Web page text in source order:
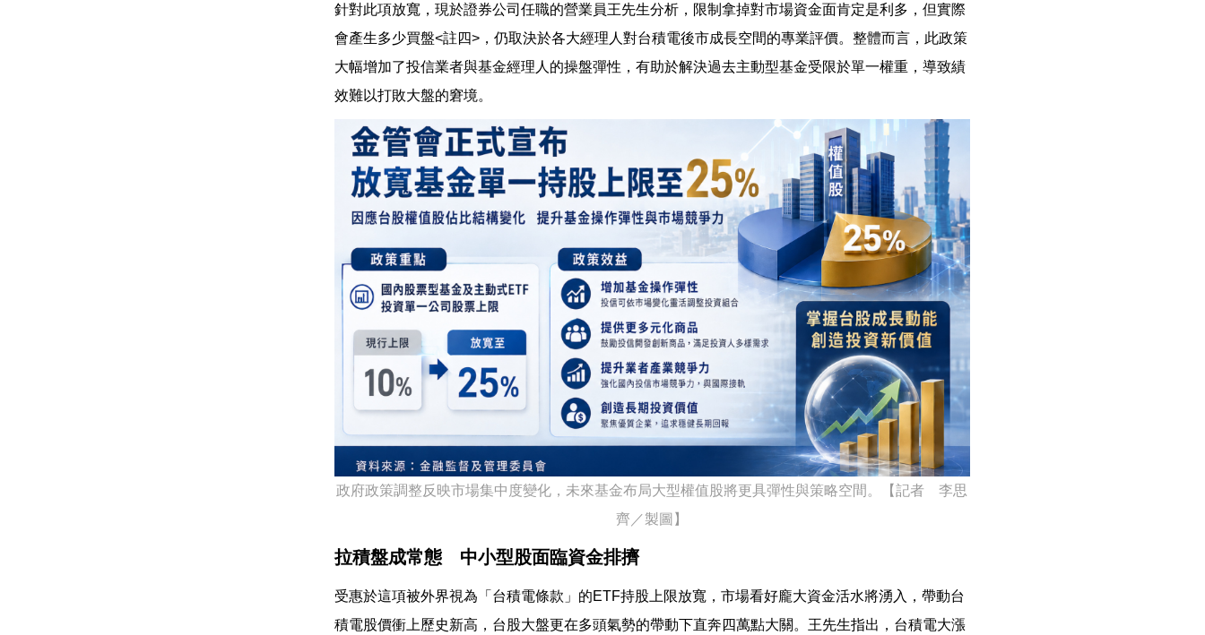
針對此項放寬，現於證券公司任職的營業員王先生分析，限制拿掉對市場資金面肯定是利多，但實際
會產生多少買盤<註四>，仍取決於各大經理人對台積電後市成長空間的專業評價。整體而言，此政策
大幅增加了投信業者與基金經理人的操盤彈性，有助於解決過去主動型基金受限於單一權重，導致績
效難以打敗大盤的窘境。
政府政策調整反映市場集中度變化，未來基金布局大型權值股將更具彈性與策略空間。【記者 李思
齊／製圖】
拉積盤成常態 中小型股面臨資金排擠
受惠於這項被外界視為「台積電條款」的ETF持股上限放寬，市場看好龐大資金活水將湧入，帶動台
積電股價衝上歷史新高，台股大盤更在多頭氣勢的帶動下直奔四萬點大關。王先生指出，台積電大漲